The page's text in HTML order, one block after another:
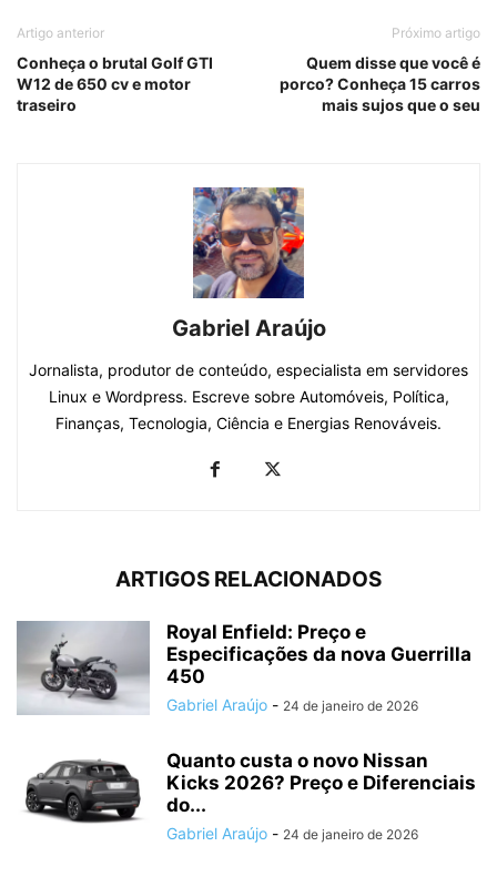
Artigo anterior
Conheça o brutal Golf GTI
W12 de 650 cv e motor
traseiro
Próximo artigo
Quem disse que você é
porco? Conheça 15 carros
mais sujos que o seu
Gabriel Araújo
Jornalista, produtor de conteúdo, especialista em servidores
Linux e Wordpress. Escreve sobre Automóveis, Política,
Finanças, Tecnologia, Ciência e Energias Renováveis.
ARTIGOS RELACIONADOS
Royal Enfield: Preço e
Especificações da nova Guerrilla
450
Gabriel Araújo - 24 de janeiro de 2026
Quanto custa o novo Nissan
Kicks 2026? Preço e Diferenciais
do...
Gabriel Araújo - 24 de janeiro de 2026